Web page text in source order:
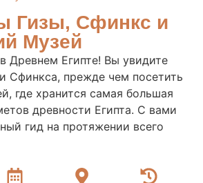
Гизы, Сфинкс и
Музей
Древнем Египте! Вы увидите
Сфинкса, прежде чем посетить
где хранится самая большая
древности Египта. С вами
гид на протяжении всего